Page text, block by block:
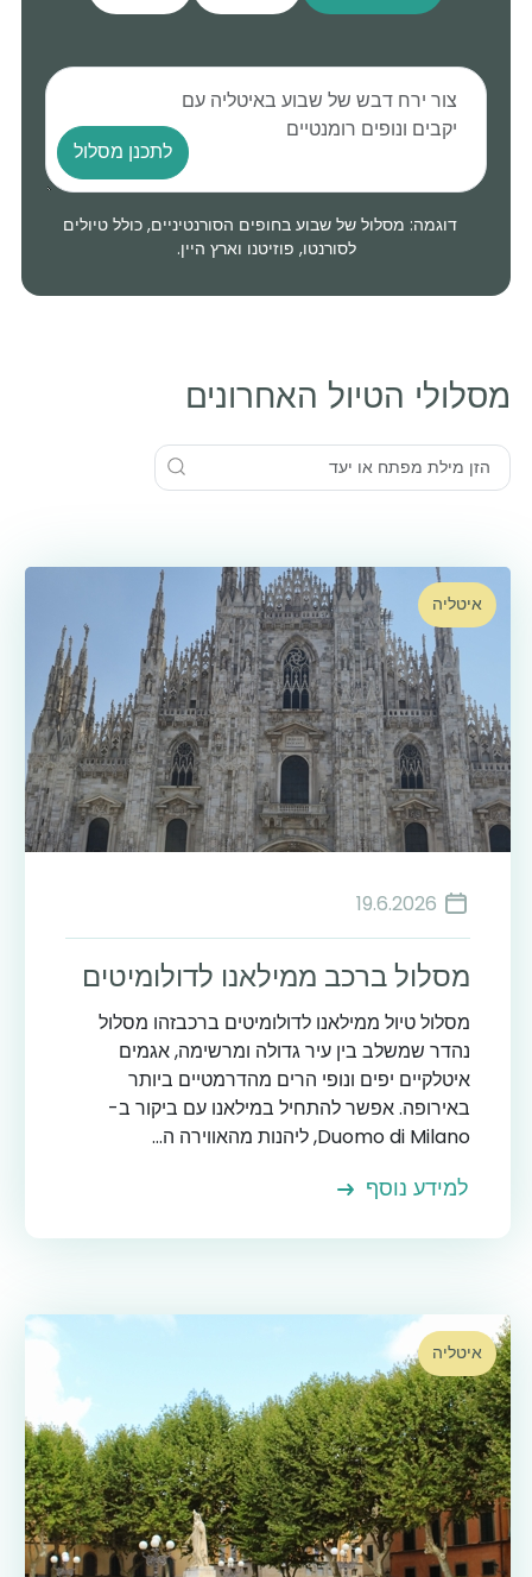
לתכנן מסלול
דוגמה: מסלול של שבוע בחופים הסורנטיניים, כולל טיולים
לסורנטו, פוזיטנו וארץ היין.
מסלולי הטיול האחרונים
איטליה
19.6.2026
מסלול ברכב ממילאנו לדולומיטים
מסלול טיול ממילאנו לדולומיטים ברכבזהו מסלול
נהדר שמשלב בין עיר גדולה ומרשימה, אגמים
איטלקיים יפים ונופי הרים מהדרמטיים ביותר
באירופה. אפשר להתחיל במילאנו עם ביקור ב-
Duomo di Milano, ליהנות מהאווירה ה...
למידע נוסף
איטליה